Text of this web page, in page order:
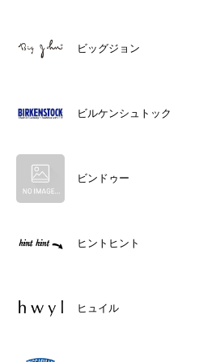
ビッグジョン
ビルケンシュトック
ビンドゥー
ヒントヒント
ヒュイル